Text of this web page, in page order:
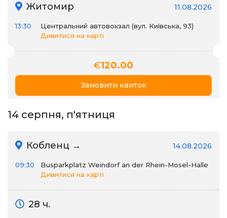
Житомир 11.08.2026
13:30
Центральний автовокзал (вул. Київська, 93)
Дивитися на карті
€120.00
Замовити квиток
14 серпня, п'ятниця
Кобленц → 14.08.2026
09:30
Busparkplatz Weindorf an der Rhein-Mosel-Halle
Дивитися на карті
28 ч.